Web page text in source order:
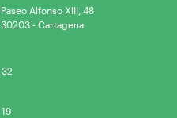
Paseo Alfonso XIII, 48
30203 - Cartagena